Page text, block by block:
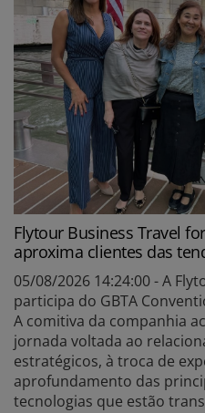
Flytour Business Travel
aproxima clientes das
05/08/2026 14:24:00 - A
participa do GBTA
A comitiva da companhia
jornada voltada ao
estratégicos, à troca de
aprofundamento das
tecnologias que estão